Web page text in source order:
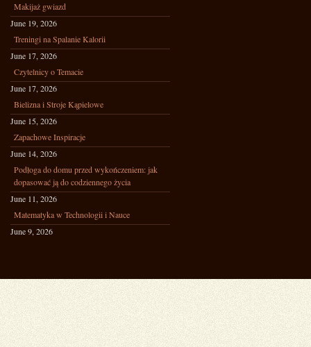
Makijaż gwiazd
June 19, 2026
Treningi na Spalanie Kalorii
June 17, 2026
Czytelnicy o Temacie
June 17, 2026
Bielizna i Stroje Kąpielowe
June 15, 2026
Zapachowe Inspiracje
June 14, 2026
Podłoga do domu przed wykończeniem: jak
dopasować ją do codziennego życia
June 11, 2026
Matematyka w Technologii i Nauce
June 9, 2026